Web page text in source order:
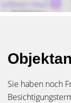
Sie haben noch